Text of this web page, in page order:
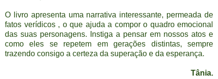
O livro apresenta uma narrativa interessante, permeada de
fatos verídicos , o que ajuda a compor o quadro emocional
das suas personagens. Instiga a pensar em nossos atos e
como eles se repetem em gerações distintas, sempre
trazendo consigo a certeza da superação e da esperança.
Tânia.